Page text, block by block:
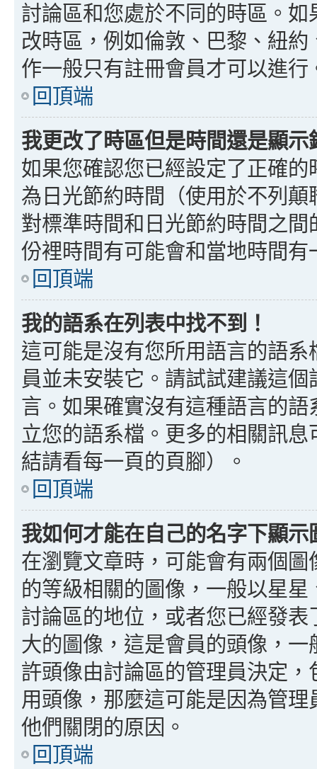
討論區和您處於不同的時區。
改時區，例如倫敦、巴黎、紐
作一般只有註冊會員才可以進
回頂端
我更改了時區但是時間還是顯示
如果您確認您已經設定了正確
為日光節約時間（使用於不列
對標準時間和日光節約時間之
份裡時間有可能會和當地時間
回頂端
我的語系在列表中找不到！
這可能是沒有您所用語言的語
員並未安裝它。請試試建議這
言。如果確實沒有這種語言的
立您的語系檔。更多的相關訊
結請看每一頁的頁腳）。
回頂端
我如何才能在自己的名字下顯示
在瀏覽文章時，可能會有兩個
的等級相關的圖像，一般以星
討論區的地位，或者您已經發
大的圖像，這是會員的頭像，
許頭像由討論區的管理員決定
用頭像，那麼這可能是因為管
他們關閉的原因。
回頂端